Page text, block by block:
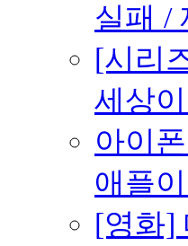
실패 /
[시리
세상
아이
애플
[영화]